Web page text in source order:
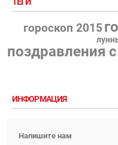
гороскоп 2015
поздравления
ИНФОРМАЦИЯ
Напишите нам